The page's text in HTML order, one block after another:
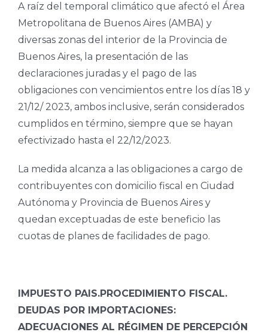
A raíz del temporal climático que afectó el Área
Metropolitana de Buenos Aires (AMBA) y
diversas zonas del interior de la Provincia de
Buenos Aires, la presentación de las
declaraciones juradas y el pago de las
obligaciones con vencimientos entre los días 18 y
21/12/ 2023, ambos inclusive, serán considerados
cumplidos en término, siempre que se hayan
efectivizado hasta el 22/12/2023.
La medida alcanza a las obligaciones a cargo de
contribuyentes con domicilio fiscal en Ciudad
Autónoma y Provincia de Buenos Aires y
quedan exceptuadas de este beneficio las
cuotas de planes de facilidades de pago.
IMPUESTO PAIS.PROCEDIMIENTO FISCAL.
DEUDAS POR IMPORTACIONES:
ADECUACIONES AL RÉGIMEN DE PERCEPCIÓN